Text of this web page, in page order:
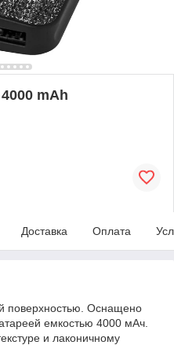
mAh
Доставка Оплата
поверхностью. Оснащено
емкостью 4000 мАч.
и лаконичному